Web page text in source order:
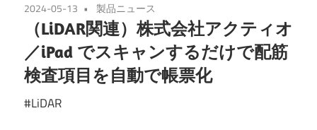
2024-05-13 製品ニュース
（LiDAR関連）株式会社アクティオ
／iPad でスキャンするだけで配筋
検査項目を自動で帳票化
#LiDAR